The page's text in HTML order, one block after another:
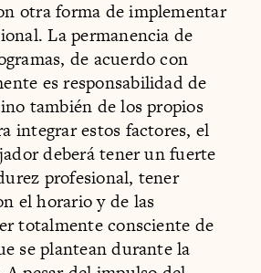
otra forma de implementar
La permanencia de
de acuerdo con
es responsabilidad de
también de los propios
integrar estos factores, el
deberá tener un fuerte
profesional, tener
el horario y de las
totalmente consciente de
se plantean durante la